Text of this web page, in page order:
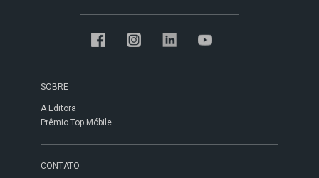
SOBRE
A Editora
Prêmio Top Móbile
CONTATO